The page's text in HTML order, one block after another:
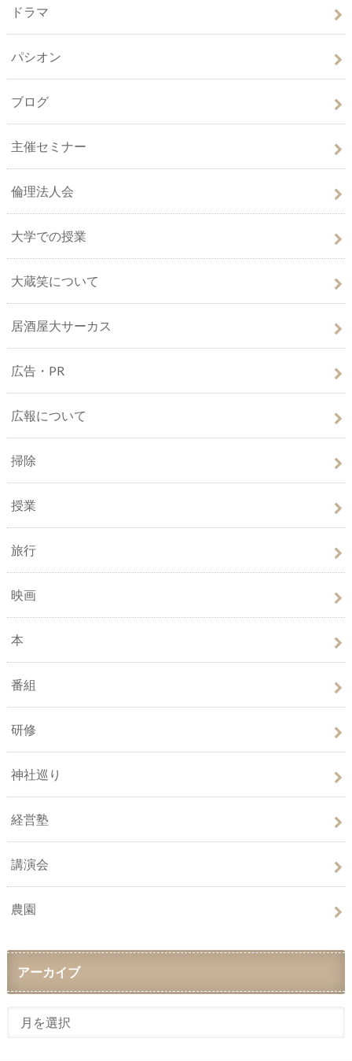
ドラマ
パシオン
ブログ
主催セミナー
倫理法人会
大学での授業
大蔵笑について
居酒屋大サーカス
広告・PR
広報について
掃除
授業
旅行
映画
本
番組
研修
神社巡り
経営塾
講演会
農園
アーカイブ